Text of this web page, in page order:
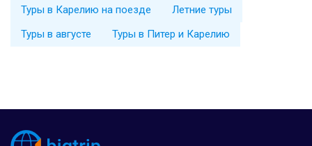
Туры в Карелию на поезде
Летние туры
Туры в августе
Туры в Питер и Карелию